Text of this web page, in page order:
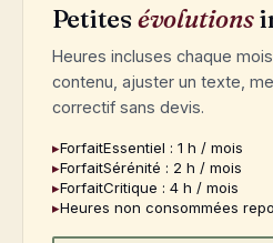
Petitesévolutions
Heures incluses chaque
contenu, ajuster un texte,
correctif sans devis.
ForfaitEssentiel : 1 h / mois
ForfaitSérénité : 2 h / mois
ForfaitCritique : 4 h / mois
Heures non consommées